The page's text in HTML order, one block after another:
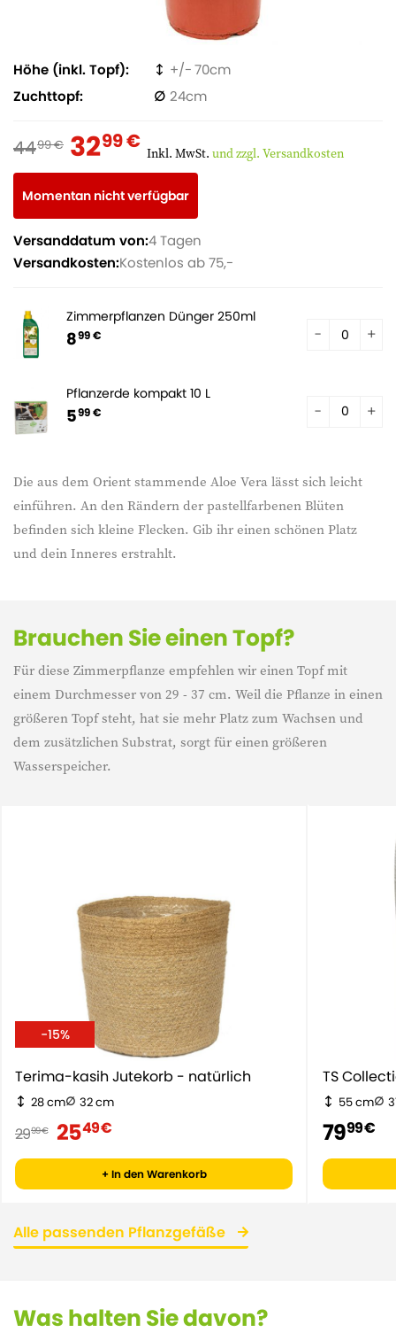
Die aus dem Orient stammende Aloe Vera lässt sich leicht
einführen. An den Rändern der pastellfarbenen Blüten
befinden sich kleine Flecken. Gib ihr einen schönen Platz
und dein Inneres erstrahlt.
Höhe (inkl. Topf)
70
Zuchttopf
24
4499 € 3299 € Inkl. MwSt. und zzgl. Versandkosten
Momentan nicht verfügbar
Versanddatum von:4 Tagen
Versandkosten:Kostenlos ab 75,-
Zimmerpflanzen Dünger 250ml
899 €
Pflanzerde kompakt 10 L
599 €
Brauchen Sie einen Topf?
Für diese Zimmerpflanze empfehlen wir einen Topf mit
einem Durchmesser von 29 - 37 cm. Weil die Pflanze in einen
größeren Topf steht, hat sie mehr Platz zum Wachsen und
dem zusätzlichen Substrat, sorgt für einen größeren
Wasserspeicher.
-15%
Terima-kasih Jutekorb - natürlich
28 cm 32 cm
2999 € 2549 €
+ In den Warenkorb
TS
55 cm
7999 €
Alle passenden Pflanzgefäße
Was halten Sie davon?